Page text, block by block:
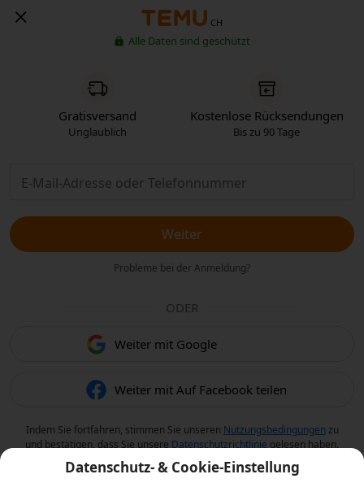
CH
Alle Daten sind geschützt
Gratisversand
Unglaublich
Kostenlose Rücksendungen
Bis zu 90 Tage
Weiter
Probleme bei der Anmeldung?
ODER
Weiter mit Google
Weiter mit Auf Facebook teilen
Indem Sie fortfahren, stimmen Sie unseren Nutzungsbedingungen zu
und bestätigen, dass Sie unsere Datenschutzrichtlinie gelesen haben.
Datenschutz- & Cookie-Einstellung